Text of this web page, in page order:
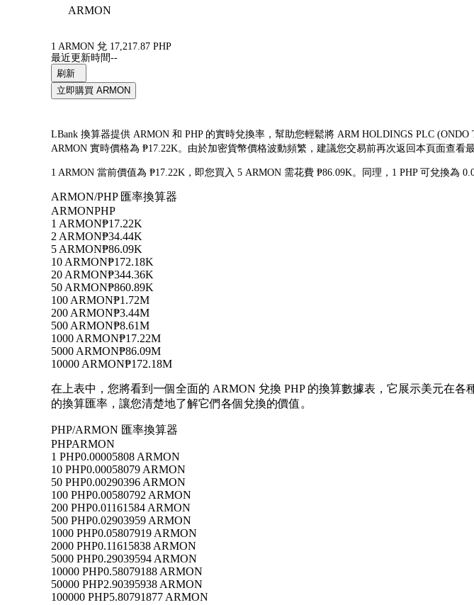
ARMON
1 ARMON 兌 17,217.87 PHP
最近更新時間--
刷新
立即購買 ARMON
LBank 換算器提供 ARMON 和 PHP 的實時兌換率，幫助您輕鬆將 ARM HOLDINGS PLC
ARMON 實時價格為 ₱17.22K。由於加密貨幣價格波動頻繁，建議您交易前再次返回本頁面查看最
1 ARMON 當前價值為 ₱17.22K，即您買入 5 ARMON 需花費 ₱86.09K。同理，1 PHP 可兌換為
ARMON/PHP 匯率換算器
ARMONPHP
1 ARMON₱17.22K
2 ARMON₱34.44K
5 ARMON₱86.09K
10 ARMON₱172.18K
20 ARMON₱344.36K
50 ARMON₱860.89K
100 ARMON₱1.72M
200 ARMON₱3.44M
500 ARMON₱8.61M
1000 ARMON₱17.22M
5000 ARMON₱86.09M
10000 ARMON₱172.18M
在上表中，您將看到一個全面的 ARMON 兌換 PHP 的換算數據表，它展示美元在
的換算匯率，讓您清楚地了解它們各個兌換的價值。
PHP/ARMON 匯率換算器
PHPARMON
1 PHP0.00005808 ARMON
10 PHP0.00058079 ARMON
50 PHP0.00290396 ARMON
100 PHP0.00580792 ARMON
200 PHP0.01161584 ARMON
500 PHP0.02903959 ARMON
1000 PHP0.05807919 ARMON
2000 PHP0.11615838 ARMON
5000 PHP0.29039594 ARMON
10000 PHP0.58079188 ARMON
50000 PHP2.90395938 ARMON
100000 PHP5.80791877 ARMON